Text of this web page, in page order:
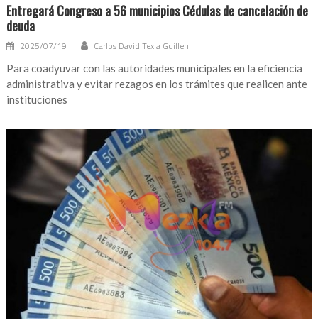
Entregará Congreso a 56 municipios Cédulas de cancelación de
deuda
2025/07/19 Carlos David Texla Guillen
Para coadyuvar con las autoridades municipales en la eficiencia
administrativa y evitar rezagos en los trámites que realicen ante
instituciones